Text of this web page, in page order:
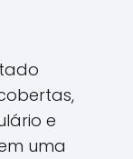
e
uma